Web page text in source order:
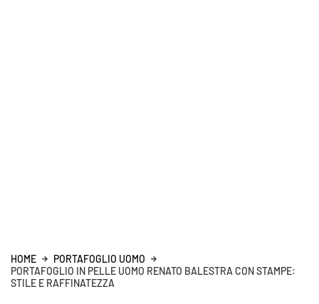
HOME
PORTAFOGLIO UOMO
PORTAFOGLIO IN PELLE UOMO RENATO BALESTRA CON STAMPE:
STILE E RAFFINATEZZA